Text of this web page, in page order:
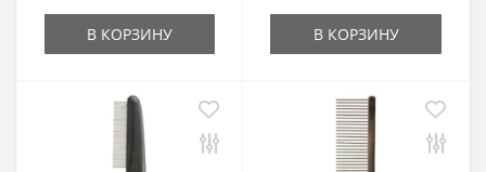
В КОРЗИНУ В КОРЗИНУ